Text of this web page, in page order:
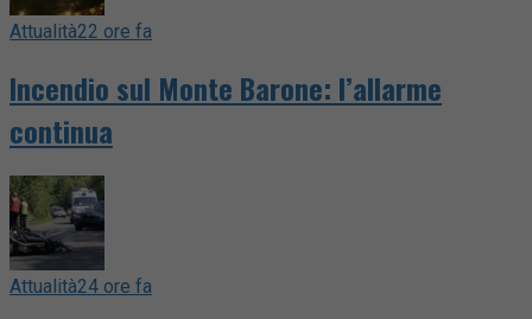
Attualità22 ore fa
Incendio sul Monte Barone: l’allarme
continua
Attualità24 ore fa